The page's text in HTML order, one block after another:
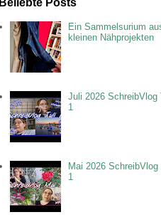
Beliebte Posts
Ein Sammelsurium
kleinen Nähprojekten
Juli 2026 SchreibVlog
1
Mai 2026 SchreibVlog
1